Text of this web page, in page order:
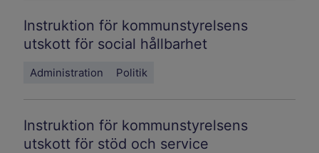
Instruktion för kommunstyrelsens
utskott för social hållbarhet
Administration Politik
Instruktion för kommunstyrelsens
utskott för stöd och service